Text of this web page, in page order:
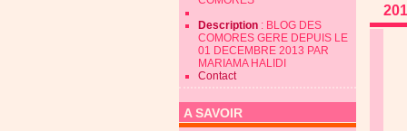
Description : BLOG DES
COMORES GERE DEPUIS LE
01 DECEMBRE 2013 PAR
MARIAMA HALIDI
Contact
A SAVOIR